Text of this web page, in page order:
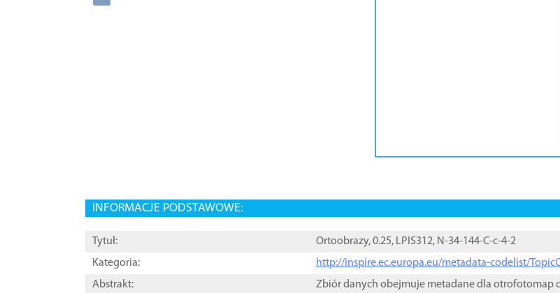
INFORMACJE PODSTAWOWE:
Tytuł:
Ortoobrazy, 0.25, LPIS312, N-34-144-C-c-4-2
Kategoria:
http://inspire.ec.europa.eu/metadata-codelist/
Abstrakt:
Zbiór danych obejmuje metadane dla otrofotomap